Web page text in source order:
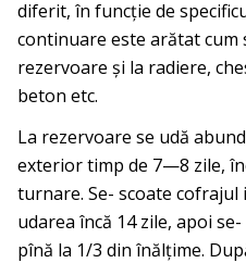
diferit, în funcţie de
continuare este arătat cum
rezervoare şi la radiere,
beton etc.
La rezervoare se udă
ex­terior timp de 7—8 zile,
turnare. Se- scoate
udarea încă 14 zile, apoi
pînă la 1/3 din înălţime.